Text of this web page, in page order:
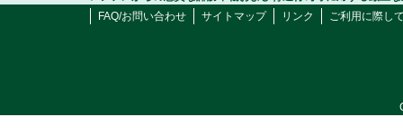
FAQ/お問い合わせ
サイトマップ リンク ご利用に際し